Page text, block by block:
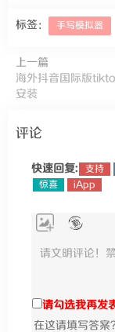
标签： 手写模拟器
上一篇
海外抖音国际版
安装
评论
快速回复: 支持
惊喜
iApp
请勾选我再发